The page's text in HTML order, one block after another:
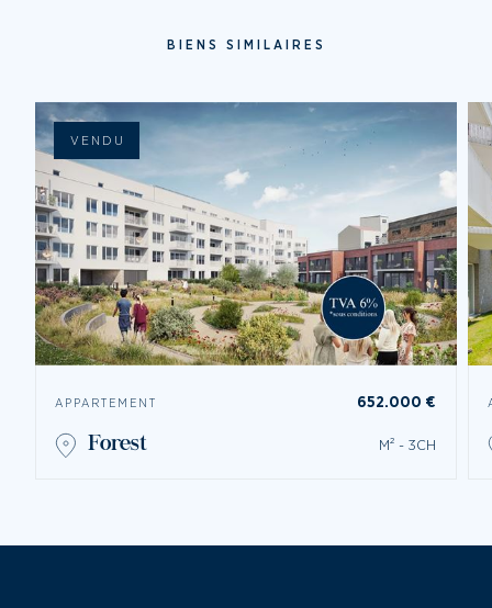
BIENS SIMILAIRES
VENDU
APPARTEMENT 652.000 €
forest M² - 3CH